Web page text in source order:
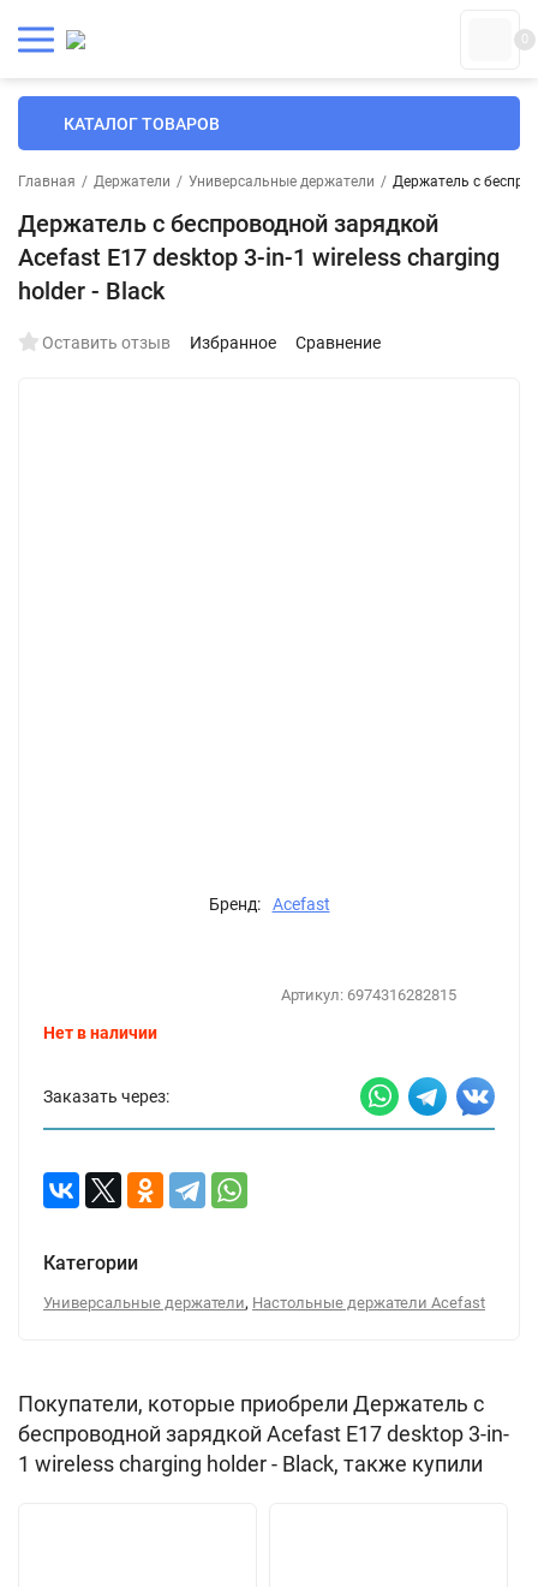
0
КАТАЛОГ ТОВАРОВ
Главная / Держатели / Универсальные держатели / Держатель с
Держатель с беспроводной зарядкой
Acefast E17 desktop 3-in-1 wireless charging
holder - Black
Оставить отзыв Избранное Сравнение
Бренд: Acefast
Артикул: 6974316282815
Нет в наличии
Заказать через:
Категории
Универсальные держатели, Настольные держатели Acefast
Покупатели, которые приобрели Держатель с
беспроводной зарядкой Acefast E17 desktop 3-in-
1 wireless charging holder - Black, также купили